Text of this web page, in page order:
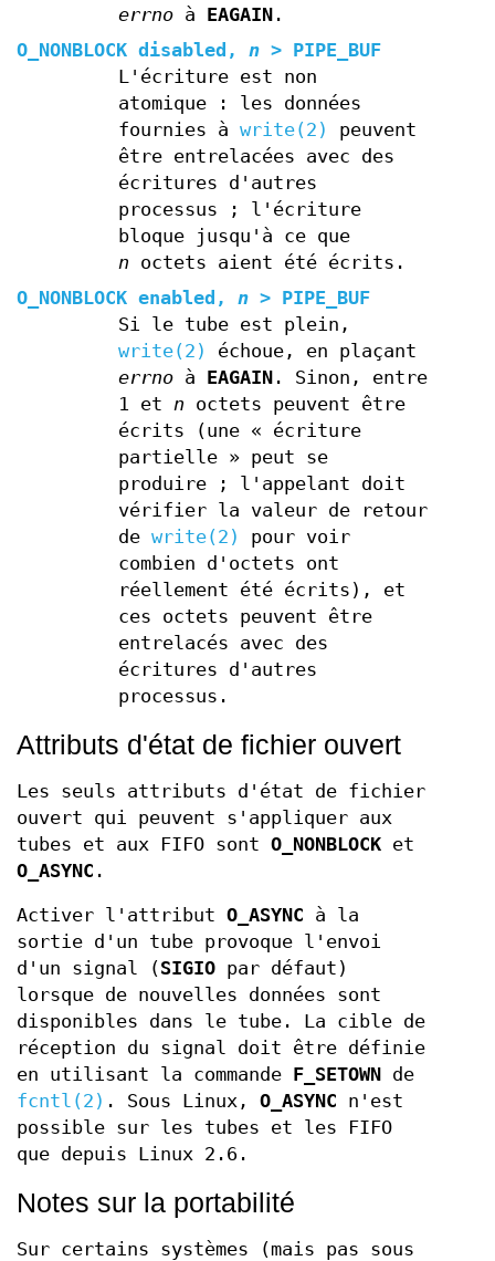
errnoà EAGAIN.
O_NONBLOCK disabled, n > PIPE_BUF
L'écriture est non
atomique : les données
fournies à write(2)
peuvent
être entrelacées avec des
écritures d'autres
processus ; l'écriture
bloque jusqu'à ce que
n octets aient été écrits.
O_NONBLOCK enabled, n > PIPE_BUF
Si le tube est plein,
write(2)
échoue, en plaçant
errnoà EAGAIN. Sinon, entre
1 et n octets peuvent être
écrits (une « écriture
partielle » peut se
produire ; l'appelant doit
vérifier la valeur de retour
de write(2)
pour voir
combien d'octets ont
réellement été écrits), et
ces octets peuvent être
entrelacés avec des
écritures d'autres
processus.
Attributs d'état de fichier ouvert
Les seuls attributs d'état de fichier
ouvert qui peuvent s'appliquer aux
tubes et aux FIFO sont O_NONBLOCK et
O_ASYNC .
Activer l'attribut O_ASYNC à la
sortie d'un tube provoque l'envoi
d'un signal (SIGIO par défaut)
lorsque de nouvelles données sont
disponibles dans le tube. La cible de
réception du signal doit être définie
en utilisant la commande F_SETOWN de
fcntl(2) . Sous Linux, O_ASYNC n'est
possible sur les tubes et les FIFO
que depuis Linux 2.6.
Notes sur la portabilité
Sur certains systèmes (mais pas sous